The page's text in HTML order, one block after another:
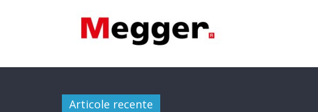
Articole recente